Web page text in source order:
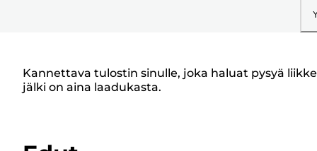
Kannettava tulostin sinulle, joka haluat pysyä
jälki on aina laadukasta.